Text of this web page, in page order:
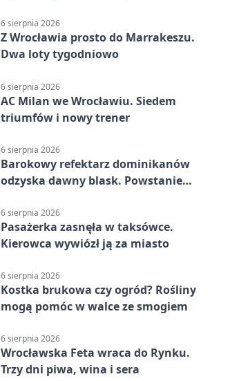
6 sierpnia 2026
Z Wrocławia prosto do Marrakeszu.
Dwa loty tygodniowo
6 sierpnia 2026
AC Milan we Wrocławiu. Siedem
triumfów i nowy trener
6 sierpnia 2026
Barokowy refektarz dominikanów
odzyska dawny blask. Powstanie
6 sierpnia 2026
Pasażerka zasnęła w taksówce.
Kierowca wywiózł ją za miasto
6 sierpnia 2026
Kostka brukowa czy ogród? Rośliny
mogą pomóc w walce ze smogiem
6 sierpnia 2026
Wrocławska Feta wraca do Rynku.
Trzy dni piwa, wina i sera